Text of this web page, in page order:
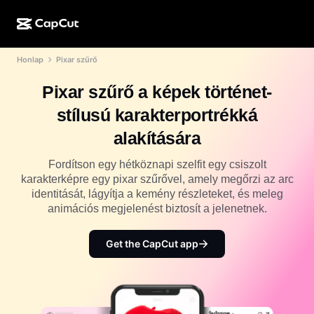
CapCut Online
CapCut Mobile
Dreamina AI
MI-alkotás
MI-dizájn
MI-videógenerátor
MI-képgenerátor
MI-képminőség-javító
Dreamina Seedance 2.5
Gemini Omni
Funkciók
MI-eszközök
Videószerkesztő és -generátor
Képszerkesztő és -generátor
Beszédhang-generátor és -szerkesztő
Közösségi média
Ünnepi sablonok
Naptársablonok
Évfordulós sablonok
Névjegy
Közösség
Partnerek
Úttörőprogram
Kreatív partnerprogram
Honlap Pixar szűrő
Pixar szűrő a képek történet-
stílusú karakterportrékká
alakítására
Fordítson egy hétköznapi szelfit egy csiszolt
karakterképre egy pixar szűrővel, amely megőrzi az arc
identitását, lágyítja a kemény részleteket, és meleg
animációs megjelenést biztosít a jelenetnek.
Get the CapCut app